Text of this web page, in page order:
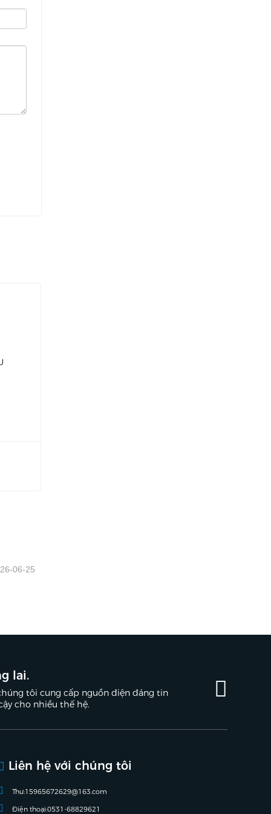
06-25
lai.
tôi cung cấp nguồn điện đáng tin
cho nhiều thế hệ.
Liên hệ với chúng tôi
Thư:15965672629@163.com
Điện thoại:0531-68829621